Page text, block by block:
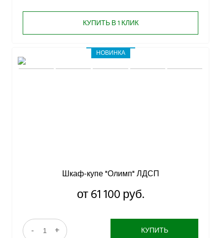
КУПИТЬ В 1 КЛИК
Шкаф-купе "Олимп" ЛДСП
от 61 100 руб.
- + КУПИТЬ
НОВИНКА